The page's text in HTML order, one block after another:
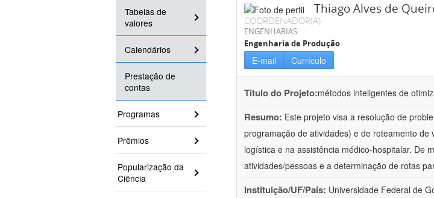
Tabelas de
valores
Calendários
Prestação de
contas
Programas
Prêmios
Popularização da
Ciência
Thiago Alves de
COORDENADOR(A)
ENGENHARIAS
Engenharia de Produção
E-mail Currículo
Título do Projeto:métodos inteligentes de
Resumo: Este projeto visa a resolução de
programação de atividades) e de roteamento
logística e na assistência médico-hospitalar. De
atividades/pessoas e a determinação de rotas
Instituição/UF/País: Universidade Federal de